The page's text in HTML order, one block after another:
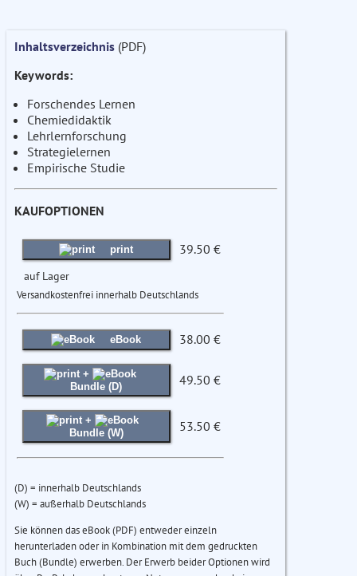
Inhaltsverzeichnis (PDF)
Keywords:
Forschendes Lernen
Chemiedidaktik
Lehrlernforschung
Strategielernen
Empirische Studie
KAUFOPTIONEN
print 39.50 €
auf Lager
Versandkostenfrei innerhalb Deutschlands
eBook 38.00 €
+
Bundle (D)
49.50 €
+
Bundle (W)
53.50 €
(D) = innerhalb Deutschlands
(W) = außerhalb Deutschlands
Sie können das eBook (PDF) entweder einzeln
herunterladen oder in Kombination mit dem gedruckten
Buch (Bundle) erwerben. Der Erwerb beider Optionen wird